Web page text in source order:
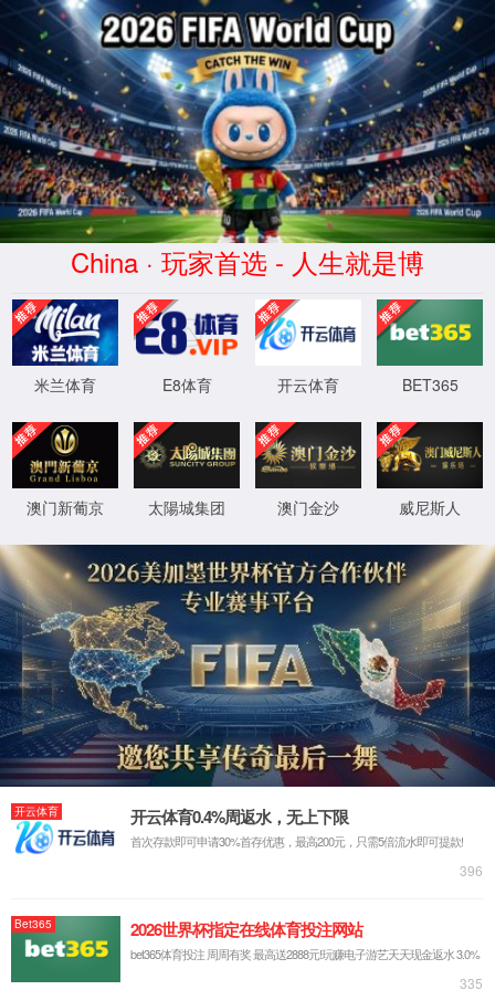
2026买世界杯赛事网站(中国
区)-Official website
返回首页